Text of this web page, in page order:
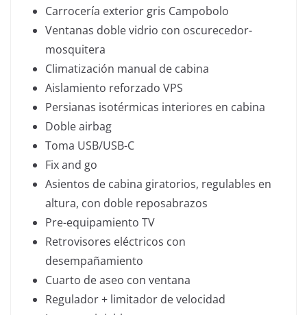
Carrocería exterior gris Campobolo
Ventanas doble vidrio con oscurecedor-
mosquitera
Climatización manual de cabina
Aislamiento reforzado VPS
Persianas isotérmicas interiores en cabina
Doble airbag
Toma USB/USB-C
Fix and go
Asientos de cabina giratorios, regulables en
altura, con doble reposabrazos
Pre-equipamiento TV
Retrovisores eléctricos con
desempañamiento
Cuarto de aseo con ventana
Regulador + limitador de velocidad